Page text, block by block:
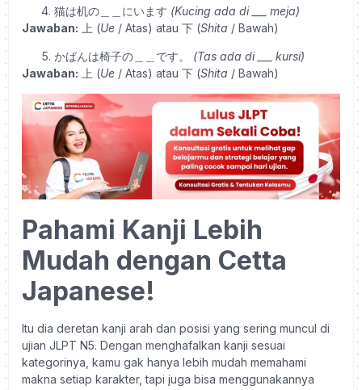
猫は机の＿＿にいます (Kucing ada di ___ meja)
Jawaban: 上 (Ue / Atas) atau 下 (Shita / Bawah)
かばんは椅子の＿＿です。 (Tas ada di ___ kursi)
Jawaban: 上 (Ue / Atas) atau 下 (Shita / Bawah)
Pahami Kanji Lebih
Mudah dengan Cetta
Japanese!
Itu dia deretan kanji arah dan posisi yang sering muncul di
ujian JLPT N5. Dengan menghafalkan kanji sesuai
kategorinya, kamu gak hanya lebih mudah memahami
makna setiap karakter, tapi juga bisa menggunakannya